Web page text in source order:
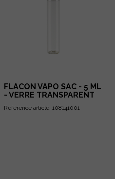
FLACON VAPO SAC - 5 ML
- VERRE TRANSPARENT
Référence article: 108141001